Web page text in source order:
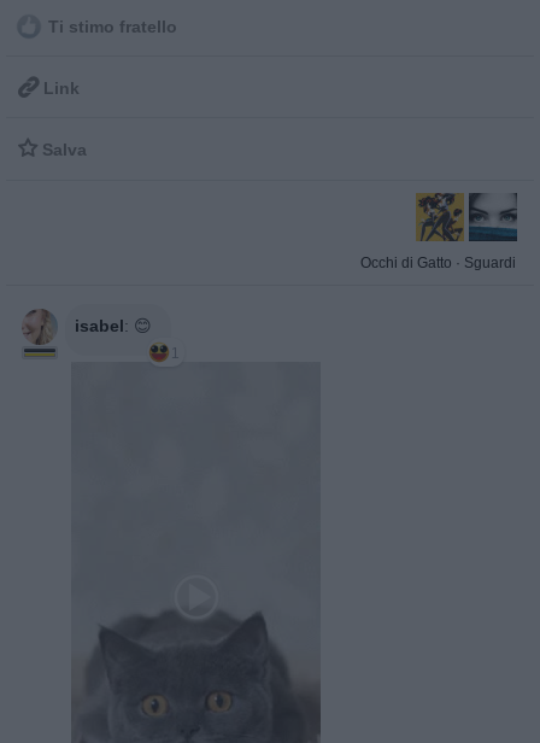
Ti stimo fratello
 Link
 Salva
Occhi di Gatto · Sguardi
isabel: 😊
1